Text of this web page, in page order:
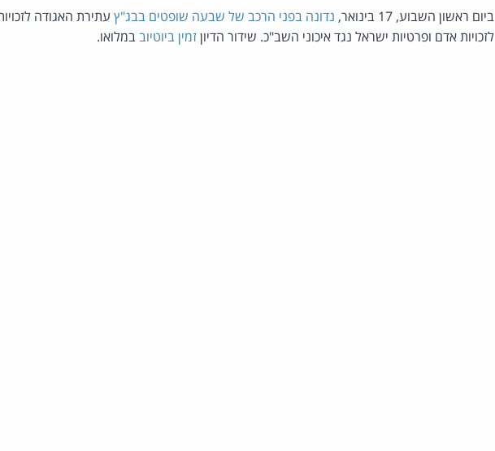
ביום ראשון השבוע, 17 בינואר,
נדונה בפני הרכב של שבעה שופטים בבג"ץעתירת האגודה
לזכויות אדם ופרטיות ישראל נגד איכוני השב"כ. שידור הדיוןזמין ביוטיובבמלואו.